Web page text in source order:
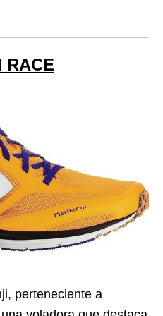
RACE
perteneciente a